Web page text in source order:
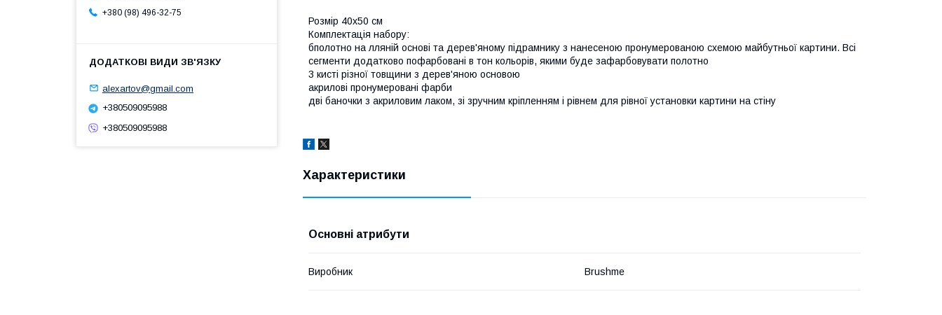
Розмір 40x50 см
Комплектація набору:
бполотно на лляній основі та дерев'яному підрамнику з нанесеною пронумерованою схемою майбутньої картини. Всі
сегменти додатково пофарбовані в тон кольорів, якими буде зафарбовувати полотно
3 кисті різної товщини з дерев'яною основою
акрилові пронумеровані фарби
дві баночки з акриловим лаком, зі зручним кріпленням і рівнем для рівної установки картини на стіну
Характеристики
Основні атрибути
Виробник Brushme
+380 (98) 496-32-75
alexartov@gmail.com
+380509095988
+380509095988